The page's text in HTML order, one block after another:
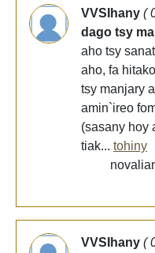
VVSIhany (
dago tsy
aho tsy
aho, fa
tsy manjary
amin`ireo
(sasany hoy
tiak... tohiny
VVSIhany (